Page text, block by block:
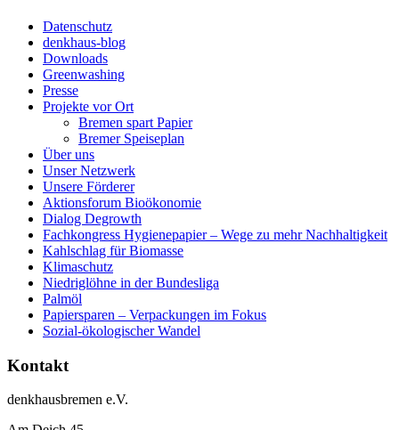
Datenschutz
denkhaus-blog
Downloads
Greenwashing
Presse
Projekte vor Ort
Bremen spart Papier
Bremer Speiseplan
Über uns
Unser Netzwerk
Unsere Förderer
Aktionsforum Bioökonomie
Dialog Degrowth
Fachkongress Hygienepapier – Wege zu mehr Nachhaltigkeit
Kahlschlag für Biomasse
Klimaschutz
Niedriglöhne in der Bundesliga
Palmöl
Papiersparen – Verpackungen im Fokus
Sozial-ökologischer Wandel
Kontakt
denkhausbremen e.V.